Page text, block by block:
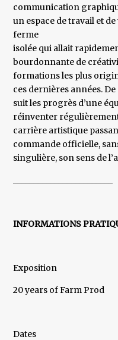
communication
un espace de travail et
ferme
isolée qui allait
bourdonnante de
formations les plus
ces dernières années.
suit les progrès d’une
réinventer
carrière artistique
commande officielle,
singulière, son sens de
INFORMATIONS
Exposition
20 years of Farm Prod
Dates